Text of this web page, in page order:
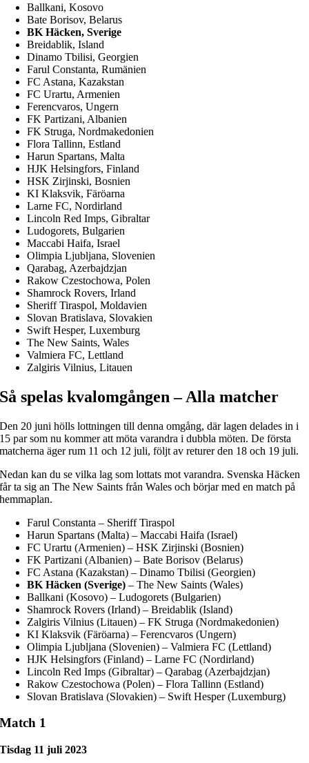
Ballkani, Kosovo
Bate Borisov, Belarus
BK Häcken, Sverige
Breidablik, Island
Dinamo Tbilisi, Georgien
Farul Constanta, Rumänien
FC Astana, Kazakstan
FC Urartu, Armenien
Ferencvaros, Ungern
FK Partizani, Albanien
FK Struga, Nordmakedonien
Flora Tallinn, Estland
Harun Spartans, Malta
HJK Helsingfors, Finland
HSK Zirjinski, Bosnien
KI Klaksvik, Färöarna
Larne FC, Nordirland
Lincoln Red Imps, Gibraltar
Ludogorets, Bulgarien
Maccabi Haifa, Israel
Olimpia Ljubljana, Slovenien
Qarabag, Azerbajdzjan
Rakow Czestochowa, Polen
Shamrock Rovers, Irland
Sheriff Tiraspol, Moldavien
Slovan Bratislava, Slovakien
Swift Hesper, Luxemburg
The New Saints, Wales
Valmiera FC, Lettland
Zalgiris Vilnius, Litauen
Så spelas kvalomgången – Alla matcher
Den 20 juni hölls lottningen till denna omgång, där lagen delades in i
15 par som nu kommer att möta varandra i dubbla möten. De första
matcherna äger rum 11 och 12 juli, följt av returer den 18 och 19 juli.
Nedan kan du se vilka lag som lottats mot varandra. Svenska Häcken
får ta sig an The New Saints från Wales och börjar med en match på
hemmaplan.
Farul Constanta – Sheriff Tiraspol
Harun Spartans (Malta) – Maccabi Haifa (Israel)
FC Urartu (Armenien) – HSK Zirjinski (Bosnien)
FK Partizani (Albanien) – Bate Borisov (Belarus)
FC Astana (Kazakstan) – Dinamo Tbilisi (Georgien)
BK Häcken (Sverige) – The New Saints (Wales)
Ballkani (Kosovo) – Ludogorets (Bulgarien)
Shamrock Rovers (Irland) – Breidablik (Island)
Zalgiris Vilnius (Litauen) – FK Struga (Nordmakedonien)
KI Klaksvik (Färöarna) – Ferencvaros (Ungern)
Olimpia Ljubljana (Slovenien) – Valmiera FC (Lettland)
HJK Helsingfors (Finland) – Larne FC (Nordirland)
Lincoln Red Imps (Gibraltar) – Qarabag (Azerbajdzjan)
Rakow Czestochowa (Polen) – Flora Tallinn (Estland)
Slovan Bratislava (Slovakien) – Swift Hesper (Luxemburg)
Match 1
Tisdag 11 juli 2023